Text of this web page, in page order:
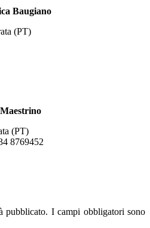
Baugiano
(PT)
(PT)
8769452
pubblicato. I campi obbligatori sono